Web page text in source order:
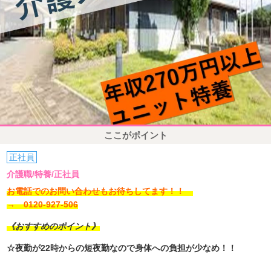
ここがポイント
正社員
介護職/特養/正社員
お電話でのお問い合わせもお待ちしてます！！
→ 0120-927-506
《おすすめのポイント》
☆夜勤が22時からの短夜勤なので身体への負担が少なめ！！